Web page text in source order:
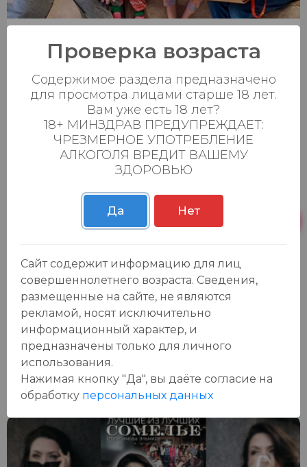
Новый год со светлых новостей!
14 января 2025
Вы готовы поднять уровень вашего отдыха?
15 августа 2024
Проверка возраста
Содержимое раздела предназначено
для просмотра лицами старше 18 лет.
Вам уже есть 18 лет?
18+ МИНЗДРАВ ПРЕДУПРЕЖДАЕТ:
ЧРЕЗМЕРНОЕ УПОТРЕБЛЕНИЕ
АЛКОГОЛЯ ВРЕДИТ ВАШЕМУ
ЗДОРОВЬЮ
Да Нет
Сайт содержит информацию для лиц
совершеннолетнего возраста. Сведения,
размещенные на сайте, не являются
рекламой, носят исключительно
информационный характер, и
предназначены только для личного
использования.
Нажимая кнопку "Да", вы даёте cогласие на
обработку персональных данных